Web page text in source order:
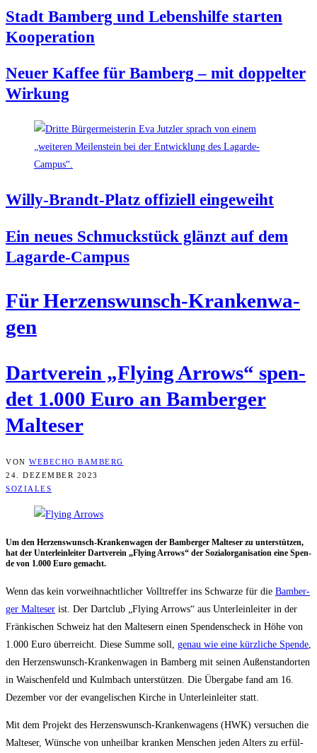
Stadt Bam­berg und Lebens­hil­fe star­ten
Kooperation
Neu­er Kaf­fee für Bam­berg – mit dop­pel­ter
Wirkung
Wil­ly-Brandt-Platz offi­zi­ell eingeweiht
Ein neu­es Schmuck­stück glänzt auf dem
Lagarde-Campus
Für Her­zens­wunsch-Kran­ken­wa­
gen
Dart­ver­ein „Fly­ing Arrows“ spen­
det 1.000 Euro an Bam­ber­ger
Malteser
VON WEBECHO BAMBERG
24. DEZEMBER 2023
SOZIALES
Um den Her­zens­wunsch-Kran­ken­wa­gen der Bam­ber­ger Mal­te­ser zu unter­stüt­zen,
hat der Unter­lein­lei­ter Dart­ver­ein „Fly­ing Arrows“ der Sozi­al­or­ga­ni­sa­ti­on eine Spen­
de von 1.000 Euro gemacht.
Wenn das kein vor­weih­nacht­li­cher Voll­tref­fer ins Schwar­ze für die Bam­ber­
ger Mal­te­ser ist. Der Dart­club „Fly­ing Arrows“ aus Unter­lein­lei­ter in der
Frän­ki­schen Schweiz hat den Mal­te­sern einen Spen­den­scheck in Höhe von
1.000 Euro über­reicht. Die­se Sum­me soll, genau wie eine kürz­li­che Spen­de,
den Her­zens­wunsch-Kran­ken­wa­gen in Bam­berg mit sei­nen Außen­stand­or­ten
in Wai­schen­feld und Kulm­bach unter­stüt­zen. Die Über­ga­be fand am 16.
Dezem­ber vor der evan­ge­li­schen Kir­che in Unter­lein­lei­ter statt.
Mit dem Pro­jekt des Her­zens­wunsch-Kran­ken­wa­gens (HWK) ver­su­chen die
Mal­te­ser, Wün­sche von unheil­bar kran­ken Men­schen jeden Alters zu erfül­